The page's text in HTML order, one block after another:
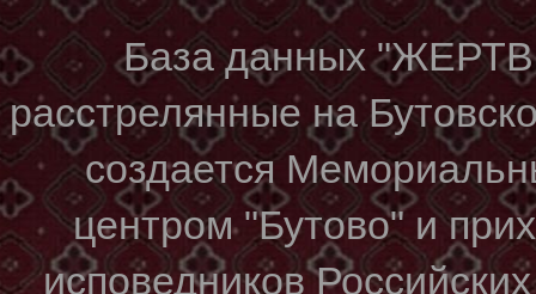
База данных
расстрелянные на
создается
центром "Бутово" и
исповедников